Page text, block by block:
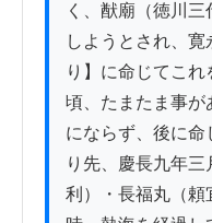
く、猷廟（徳川
しようとされ、
り】に命じてこ
頃、たまたま事が
にならず、後に命
り先、慶長九年
利）・長福丸（頼